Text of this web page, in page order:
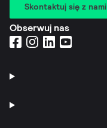
Skontaktuj się z nami
Obserwuj nas